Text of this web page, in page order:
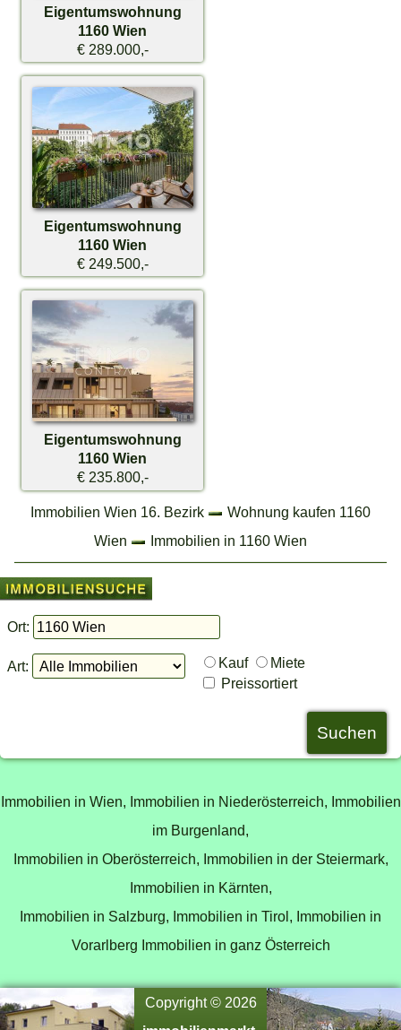
Eigentumswohnung
1160 Wien
€ 289.000,-
Eigentumswohnung
1160 Wien
€ 249.500,-
Eigentumswohnung
1160 Wien
€ 235.800,-
Immobilien Wien 16. Bezirk
Wohnung kaufen 1160
Wien
Immobilien in 1160 Wien
Ort:
Art: Kauf
Miete
Preissortiert
Immobilien in Wien, Immobilien in Niederösterreich, Immobilien
im Burgenland,
Immobilien in Oberösterreich, Immobilien in der Steiermark,
Immobilien in Kärnten,
Immobilien in Salzburg, Immobilien in Tirol, Immobilien in
Vorarlberg Immobilien in ganz Österreich
Copyright © 2026